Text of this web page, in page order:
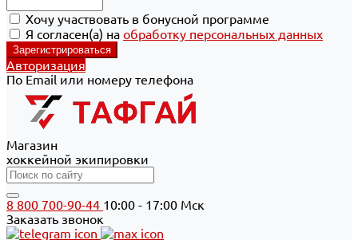
Хочу участвовать в бонусной программе
Я согласен(а) на обработку персональных данных
Авторизация
По Email или номеру телефона
Магазин
хоккейной экипировки
8 800 700-90-44 10:00 - 17:00 Мск
Заказать звонок